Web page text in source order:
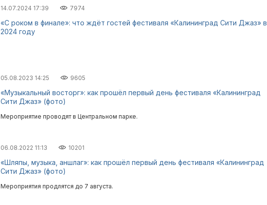
14.07.2024 17:39 7974
«С роком в финале»: что ждёт гостей фестиваля «Калининград Сити Джаз» в
2024 году
05.08.2023 14:25 9605
«Музыкальный восторг»: как прошёл первый день фестиваля «Калининград
Сити Джаз» (фото)
Мероприятие проводят в Центральном парке.
06.08.2022 11:13 10201
«Шляпы, музыка, аншлаг»: как прошёл первый день фестиваля «Калининград
Сити Джаз» (фото)
Мероприятия продлятся до 7 августа.